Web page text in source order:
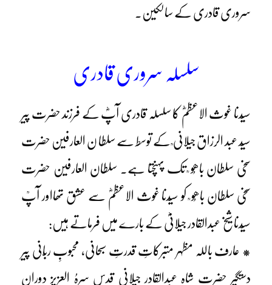
سروری قادری کے سالکین۔
سلسلہ سروری قادری
سیّدنا غوث الاعظمؓ کا سلسلہ قادری آپؓ کے فرزند حضرت پیر
سیّد عبد الرزاق جیلانی ؒ کے توسط سے سلطا ن العارفین حضرت
سخی سلطان باھُو ؒ تک پہنچتا ہے۔ سلطان العارفین حضرت
سخی سلطان باھُو ؒ کو سیّدنا غوث الاعظمؓ سے عشق تھااور آپؒ
سیّدنا شیخ عبدالقادر جیلانیؓ کے بارے میں فرماتے ہیں:
* عارف باللہ مظہر متبرکاتِ قدرتِ سبحانی، محبوبِ ربّانی پیر
دستگیر حضرت شاہ عبدالقادر جیلانی قدس سرہُ العزیز دورانِ